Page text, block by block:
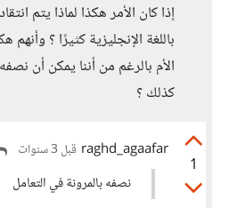
إذا كان الأمر هكذا لماذا يتم
باللغة الإنجليزية كثيرًا ؟
الأم بالرغم من أننا يمكن أن
كذلك ؟
1
raghd_agaafar قبل 3 سنوات
نصفه بالمرونة في التعامل